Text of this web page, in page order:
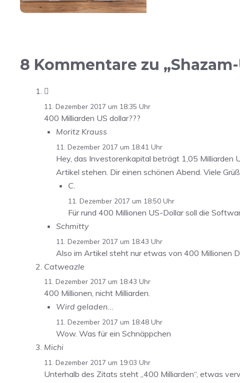
8 Kommentare zu

11. Dezember 2017 um 18:35 Uhr
400 Milliarden US dollar???
Moritz Krauss
11. Dezember 2017 um 18:41 Uhr
Hey, das Investorenkapital beträgt 1,05 Milliarden
Artikel stehen. Dir einen schönen Abend. Viele
C.
11. Dezember 2017 um 18:50 Uhr
Für rund 400 Millionen US-Dollar soll die
Schmitty
11. Dezember 2017 um 18:43 Uhr
Also im Artikel steht nur etwas von 400 Millionen
Catweazle
11. Dezember 2017 um 18:43 Uhr
400 Millionen, nicht Milliarden.
Wird geladen...
11. Dezember 2017 um 18:48 Uhr
Wow. Was für ein Schnäppchen
Michi
11. Dezember 2017 um 19:03 Uhr
Unterhalb des Zitats steht „400 Milliarden“, etwas